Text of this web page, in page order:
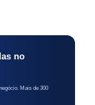
no
Mais de 300